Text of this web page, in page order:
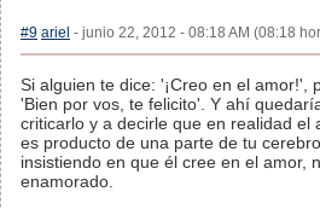
#9 ariel - junio 22, 2012 - 08:18 AM (08:18
Si alguien te dice: '¡Creo en el amor!',
'Bien por vos, te felicito'. Y ahí
criticarlo y a decirle que en realidad el
es producto de una parte de tu
insistiendo en que él cree en el amor,
enamorado.